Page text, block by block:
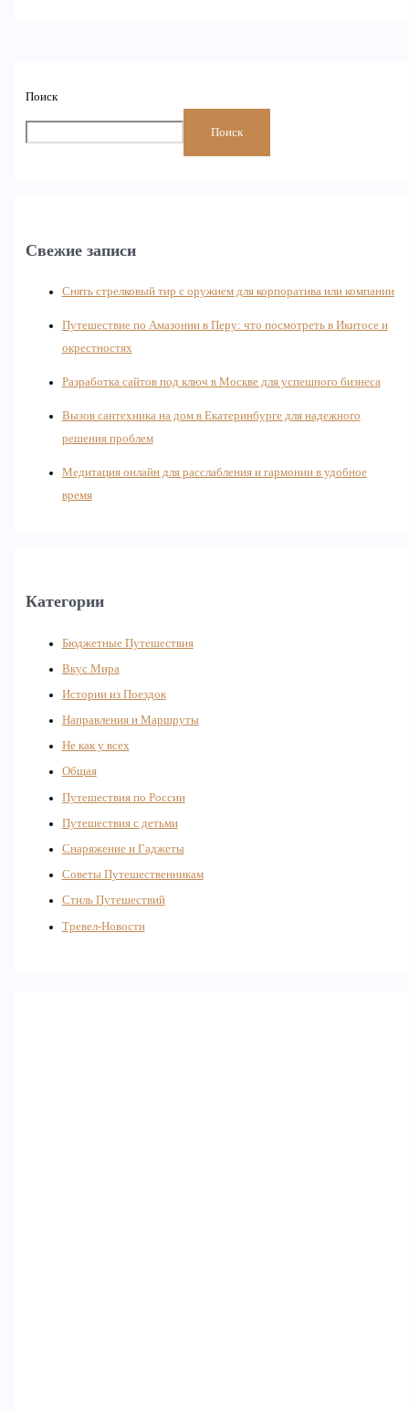
Поиск
Поиск
Свежие записи
Снять стрелковый тир с оружием для корпоратива или компании
Путешествие по Амазонии в Перу: что посмотреть в Икитосе и
окрестностях
Разработка сайтов под ключ в Москве для успешного бизнеса
Вызов сантехника на дом в Екатеринбурге для надежного
решения проблем
Медитация онлайн для расслабления и гармонии в удобное
время
Категории
Бюджетные Путешествия
Вкус Мира
Истории из Поездок
Направления и Маршруты
Не как у всех
Общая
Путешествия по России
Путешествия с детьми
Снаряжение и Гаджеты
Советы Путешественникам
Стиль Путешествий
Тревел-Новости